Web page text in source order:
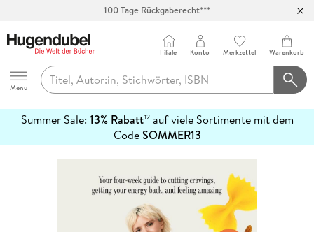
100 Tage Rückgaberecht***
Hugendubel
Menu
Filiale Konto Merkzettel Warenkorb
Summer Sale: 13% Rabatt12auf viele Sortimente mit dem
CodeSOMMER13
erfahren